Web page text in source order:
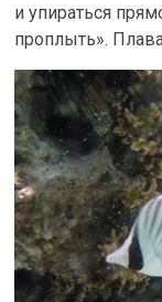
и упираться
проплыть».